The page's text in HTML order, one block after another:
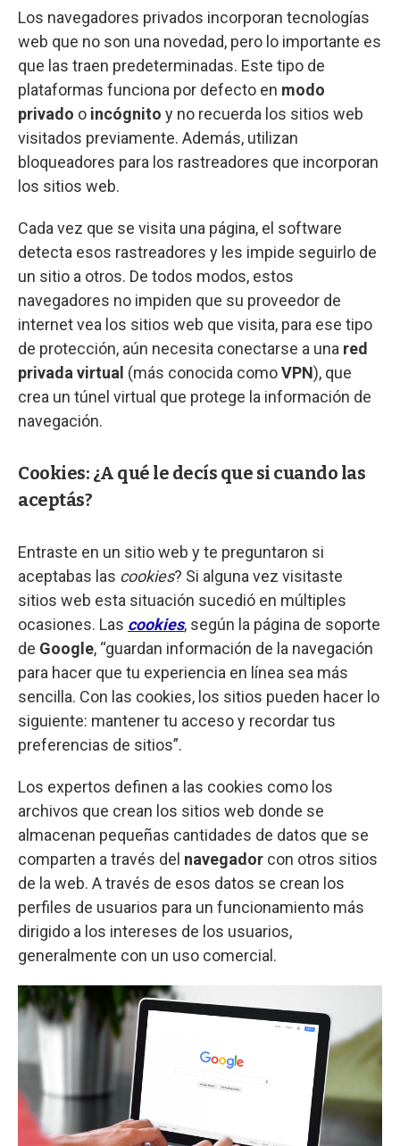
Los navegadores privados incorporan tecnologías
web que no son una novedad, pero lo importante es
que las traen predeterminadas. Este tipo de
plataformas funciona por defecto en modo
privado o incógnito y no recuerda los sitios web
visitados previamente. Además, utilizan
bloqueadores para los rastreadores que incorporan
los sitios web.
Cada vez que se visita una página, el software
detecta esos rastreadores y les impide seguirlo de
un sitio a otros. De todos modos, estos
navegadores no impiden que su proveedor de
internet vea los sitios web que visita, para ese tipo
de protección, aún necesita conectarse a una red
privada virtual (más conocida comoVPN), que
crea un túnel virtual que protege la información de
navegación.
Cookies: ¿A qué le decís que si cuando las
aceptás?
Entraste en un sitio web y te preguntaron si
aceptabas las cookies? Si alguna vez visitaste
sitios web esta situación sucedió en múltiples
ocasiones. Las cookies, según la página de soporte
de Google, “guardan información de la navegación
para hacer que tu experiencia en línea sea más
sencilla. Con las cookies, los sitios pueden hacer lo
siguiente: mantener tu acceso y recordar tus
preferencias de sitios”.
Los expertos definen a las cookies como los
archivos que crean los sitios web donde se
almacenan pequeñas cantidades de datos que se
comparten a través del navegador con otros sitios
de la web. A través de esos datos se crean los
perfiles de usuarios para un funcionamiento más
dirigido a los intereses de los usuarios,
generalmente con un uso comercial.